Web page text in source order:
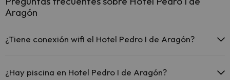
Aragón
¿Tiene conexión wifi el Hotel Pedro I de Aragón?
hotel.
¿Hay piscina en Hotel Pedro I de Aragón?